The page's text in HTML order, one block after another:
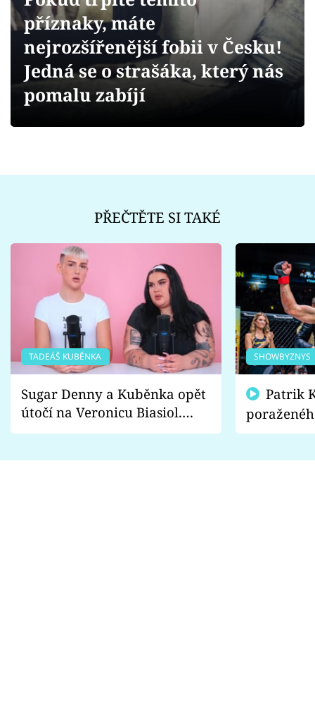
Videa
Sledujte prima+
příznaky, máte
nejrozšířenější fobii v Česku!
Jedná se o strašáka, který nás
pomalu zabíjí
PŘEČTĚTE SI TAKÉ
TADEÁŠ KUBĚNKA
Sugar Denny a Kuběnka opět
útočí na Veronicu Biasiol.
Proč je podle nich falešná a
SHOWBYZNYS
fanoušci